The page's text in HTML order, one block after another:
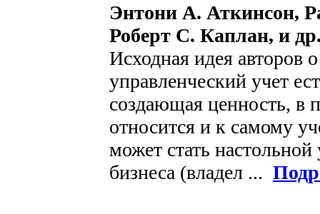
Энтони А. Аткинсон,
Роберт С. Каплан, и
Исходная идея авторов
управленческий учет
создающая ценность, в
относится и к самому
может стать настольной
бизнеса (владел ...